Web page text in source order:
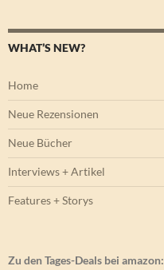
WHAT’S NEW?
Home
Neue Rezensionen
Neue Bücher
Interviews + Artikel
Features + Storys
Zu den Tages-Deals bei amazon: